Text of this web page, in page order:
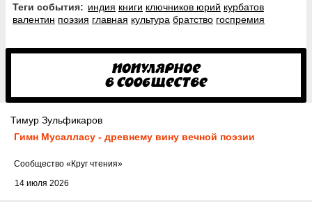
Теги события: индия книги ключников юрий курбатов
валентин поэзия главная культура братство госпремия
Тимур Зульфикаров
Гимн Мусалласу - древнему вину вечной поэзии
14 июля 2026
Cообщество «Круг чтения»